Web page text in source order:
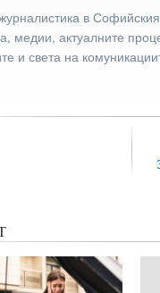
в
медии, актуалните
и света на